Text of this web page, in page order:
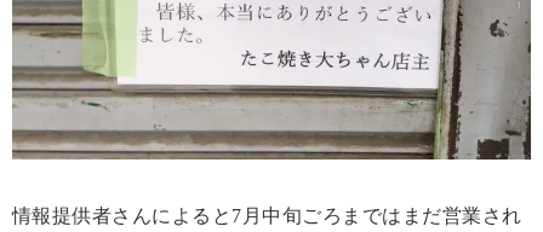
情報提供者さんによると7月中旬ごろまではまだ営業され